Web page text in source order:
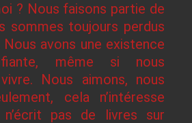
? Nous faisons partie de
sommes toujours perdus
avons une existence
même si nous
Nous aimons, nous
cela n’intéresse
n’écrit pas de livres sur